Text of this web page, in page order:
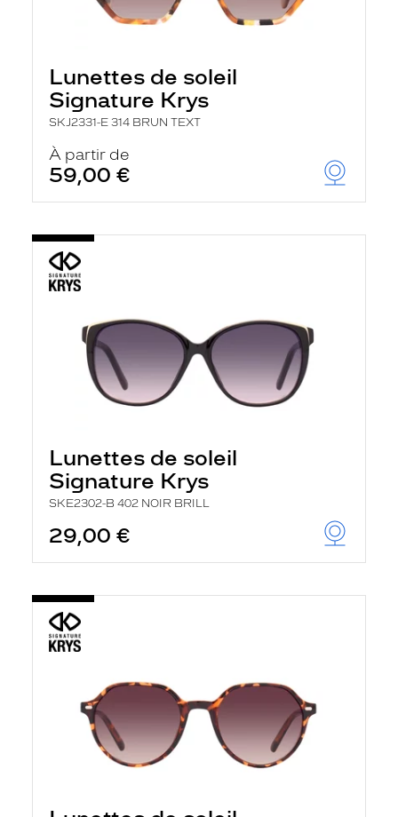
Lunettes de soleil
Signature Krys
SKJ2331-E 314 BRUN TEXT
À partir de
59,00 €
Lunettes de soleil
Signature Krys
SKE2302-B 402 NOIR BRILL
29,00 €